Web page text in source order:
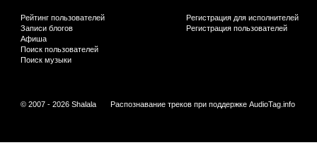
Рейтинг пользователей
Записи блогов
Афиша
Поиск пользователей
Поиск музыки
Регистрация для исполнителей
Регистрация пользователей
© 2007 - 2026 Shalala Распознавание треков при поддержке AudioTag.info